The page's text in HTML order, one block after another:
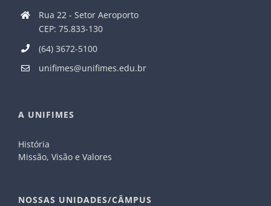
Rua 22 - Setor Aeroporto
CEP: 75.833-130
(64) 3672-5100
unifimes@unifimes.edu.br
A UNIFIMES
História
Missão, Visão e Valores
NOSSAS UNIDADES/CÂMPUS